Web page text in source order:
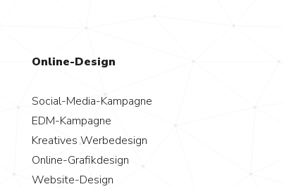
Online-Design
Social-Media-Kampagne
EDM-Kampagne
Kreatives Werbedesign
Online-Grafikdesign
Website-Design